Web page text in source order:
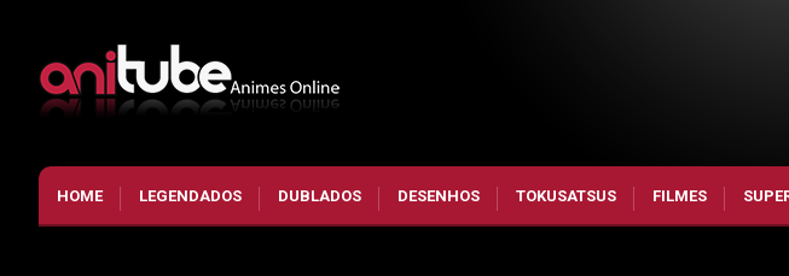
HOME LEGENDADOS DUBLADOS DESENHOS TOKUSATSUS FILMES